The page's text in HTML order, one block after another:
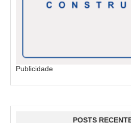
Publicidade
POSTS